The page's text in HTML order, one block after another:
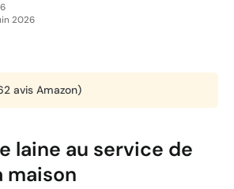
2026
avis Amazon)
laine au service de
maison